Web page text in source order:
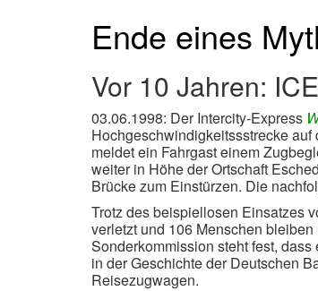
Ende eines
Vor 10 Jahren:
03.06.1998: Der Intercity-Express
Hochgeschwindigkeitssstrecke
meldet ein Fahrgast einem
weiter in Höhe der Ortschaft
Brücke zum Einstürzen. Die
Trotz des beispiellosen Einsatzes
verletzt und 106 Menschen
Sonderkommission steht fest,
in der Geschichte der Deutschen
Reisezugwagen.